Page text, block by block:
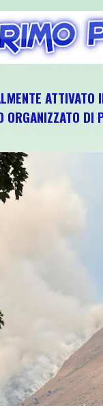
EDIZIONE TRA
ATTIVATO
ORGANIZZATO DI